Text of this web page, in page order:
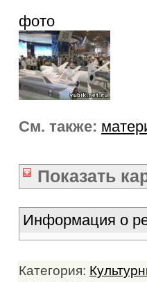
фото
См. также:
Показать
Информация о
Категория: